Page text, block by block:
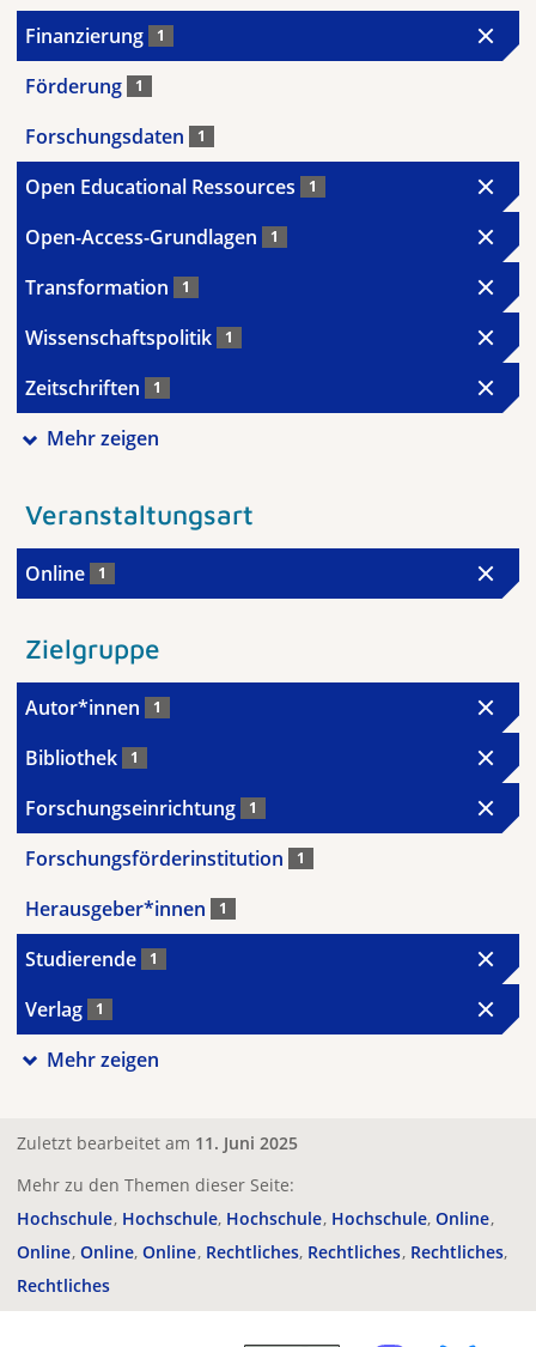
Finanzierung 1
Förderung 1
Forschungsdaten 1
Open Educational Ressources 1
Open-Access-Grundlagen 1
Transformation 1
Wissenschaftspolitik 1
Zeitschriften 1
Mehr zeigen
Veranstaltungsart
Online 1
Zielgruppe
Autor*innen 1
Bibliothek 1
Forschungseinrichtung 1
Forschungsförderinstitution 1
Herausgeber*innen 1
Studierende 1
Verlag 1
Mehr zeigen
Zuletzt bearbeitet am 11. Juni 2025
Mehr zu den Themen dieser Seite:
Hochschule Hochschule Hochschule Hochschule Online
Online Online Online Rechtliches Rechtliches Rechtliches
Rechtliches